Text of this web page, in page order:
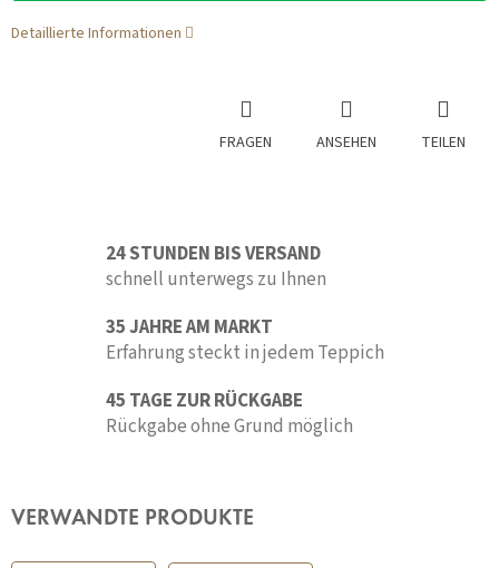
Detaillierte Informationen
FRAGEN ANSEHEN TEILEN
24 STUNDEN BIS VERSAND
schnell unterwegs zu Ihnen
35 JAHRE AM MARKT
Erfahrung steckt in jedem Teppich
45 TAGE ZUR RÜCKGABE
Rückgabe ohne Grund möglich
VERWANDTE PRODUKTE